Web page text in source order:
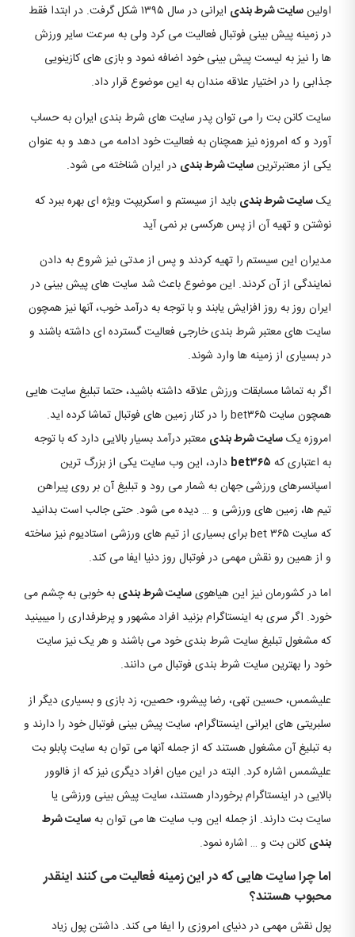
اولینسایت شرط بندی
ایرانی در سال ۱۳۹۵ شکل گرفت. در ابتدا فقط
در زمینه پیش بینی فوتبال فعالیت می کرد ولی به سرعت سایر ورزش
ها را نیز به لیست پیش بینی خود اضافه نمود و بازی های کازینویی
جذابی را در اختیار علاقه مندان به این موضوع قرار داد.
سایت کانن بت را می توان پدر سایت های شرط بندی ایران به حساب
آورد و که امروزه نیز همچنان به فعالیت خود ادامه می دهد و به عنوان
یکی از معتبرترینسایت شرط بندی در ایران شناخته می شود.
یکسایت شرط بندی باید از سیستم و اسکریپت ویژه ای بهره ببرد که
نوشتن و تهیه آن از پس هرکسی بر نمی آید
مدیران این سیستم را تهیه کردند و پس از مدتی نیز شروع به دادن
نمایندگی از آن کردند. این موضوع باعث شد سایت های پیش بینی در
ایران روز به روز افزایش یابند و با توجه به درآمد خوب، آنها نیز همچون
سایت های معتبر شرط بندی خارجی فعالیت گسترده ای داشته باشند و
در بسیاری از زمینه ها وارد شوند.
اگر به تماشا مسابقات ورزش علاقه داشته باشید، حتما تبلیغ سایت هایی
همچون سایت bet۳۶۵ را در کنار زمین های فوتبال تماشا کرده اید.
امروزه یکسایت شرط بندی معتبر درآمد بسیار بالایی دارد که با توجه
به اعتباری که bet۳۶۵ دارد، این وب سایت یکی از بزرگ ترین
اسپانسرهای ورزشی جهان به شمار می رود و تبلیغ آن بر روی پیراهن
تیم ها، زمین های ورزشی و … دیده می شود. حتی جالب است بدانید
که سایت bet ۳۶۵ برای بسیاری از تیم های ورزشی استادیوم نیز ساخته
و از همین رو نقش مهمی در فوتبال روز دنیا ایفا می کند.
اما در کشورمان نیز این هیاهویسایت شرط بندی به خوبی به چشم می
خورد. اگر سری به اینستاگرام بزنید افراد مشهور و پرطرفداری را میبینید
که مشغول تبلیغ سایت شرط بندی خود می باشند و هر یک نیز سایت
خود را بهترین سایت شرط بندی فوتبال می دانند.
علیشمس، حسین تهی، رضا پیشرو، حصین، زد بازی و بسیاری دیگر از
سلبریتی های ایرانی اینستاگرام، سایت پیش بینی فوتبال خود را دارند و
به تبلیغ آن مشغول هستند که از جمله آنها می توان به سایت پابلو بت
علیشمس اشاره کرد. البته در این میان افراد دیگری نیز که از فالوور
بالایی در اینستاگرام برخوردار هستند، سایت پیش بینی ورزشی یا
سایت بت دارند. از جمله این وب سایت ها می توان بهسایت شرط
بندی کانن بت و … اشاره نمود.
اما چرا سایت هایی که در این زمینه فعالیت می کنند اینقدر
محبوب هستند؟
پول نقش مهمی در دنیای امروزی را ایفا می کند. داشتن پول زیاد